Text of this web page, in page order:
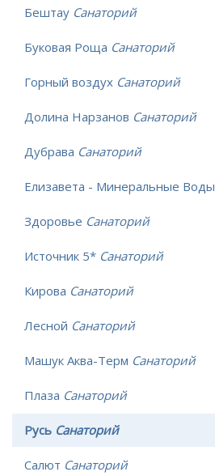
Бештау Санаторий
Буковая Роща Санаторий
Горный воздух Санаторий
Долина Нарзанов Санаторий
Дубрава Санаторий
Елизавета - Минеральные Воды
Здоровье Санаторий
Источник 5* Санаторий
Кирова Санаторий
Лесной Санаторий
Машук Аква-Терм Санаторий
Плаза Санаторий
Русь Санаторий
Салют Санаторий